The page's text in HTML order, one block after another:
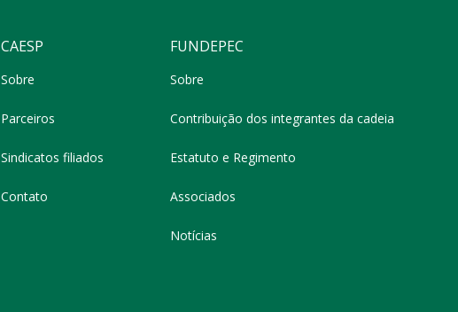
CAESP
Sobre
Parceiros
Sindicatos filiados
Contato
FUNDEPEC
Sobre
Contribuição dos integrantes da cadeia
Estatuto e Regimento
Associados
Notícias